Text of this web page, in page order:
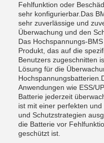
Fehlfunktion oder
sehr konfigurierbar.Das
sehr zuverlässige und
Überwachung und den
Das Hochspannungs-
Produkt, das auf die
Benutzers zugeschnitten
Lösung für die
Anwendungen wie ESS/
Batterie jederzeit
ist mit einer perfekten
und Schutzstrategien
die Batterie vor
geschützt ist.